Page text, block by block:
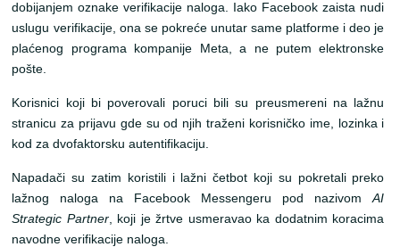
dobijanjem oznake verifikacije naloga. Iako Facebook zaista nudi
uslugu verifikacije, ona se pokreće unutar same platforme i deo je
plaćenog programa kompanije
Meta, a ne putem elektronske
pošte.
Korisnici koji bi poverovali poruci bili su preusmereni na lažnu
stranicu za prijavu gde su od njih traženi korisničko ime, lozinka i
kod za dvofaktorsku autentifikaciju.
Napadači su zatim koristili i lažni četbot koji su pokretali preko
lažnog naloga na Facebook Messengeru pod nazivomAI
Strategic Partner, koji je žrtve usmeravao ka dodatnim koracima
navodne verifikacije naloga.